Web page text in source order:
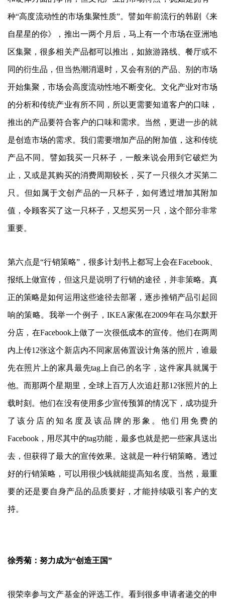
种“高度流动性的市场集聚性质”。譬如年前流行的韩剧《来
自星星的你》，推出一两个月后，马上有一个市场在亚洲地
区集聚，很多相关产品都可以推出，如旅游路线、餐厅或不
同的衍生品，但当热潮消退时，又会有别的产品、别的市场
开始集聚，市场会高度流动性地不断变化。文化产业对市场
的分析和传统产业有所不同，所以更需要知道客户的口味，
推出的产品要符合客户的口味和需求。当然，更进一步的就
是创造市场的需求。我们需要增加产品的附加值，这和传统
产品不同。譬如我买一只杯子，一般来说会用到它破烂为
止，又或是其购买的消费周期较长，买了一只很久才买第二
只。但如属于文创产品的一只杯子，如何透过增加其附加
值，令顾客买了这一只杯子，又想买另一只，这个部分非常
重要。
第六点是“行销策略”，很多计划书上都写上会在Facebook、
报纸上做宣传，但这只是说明了行销的途径，并非策略。真
正的策略是如何运用这些途径去部署，逐步推销产品引起回
响的策略。我举一个例子，IKEA家俬在2009年在马尔默开
分店，在Facebook上做了一次很低成本的宣传。他们在两周
内上传12张这个新店内不同家居佈置设计角落的照片，谁最
先在照片上的家具最先tag上自己的名字，这件家具就属于
他。而那两个星期里，全球上百万人次追赶那12张照片的上
载时刻。他们在没有使用多少宣传预算的情况下，成功提升
了该分店的知名度及该品牌的形象。他们用免费的
Facebook，用尽其中的tag功能，最多也就是把一些家具送出
去，但获得了最大的宣传效果。这就是一种行销策略。透过
好的行销策略，可以用很少钱就能提高知名度。当然，最重
要的还是要自身产品的品质要好，才能持续吸引客户的支
持。
徐秀菊：努力成为“创造王国”
很荣幸参与文产基金的评选工作。看到很多申请者递交的申